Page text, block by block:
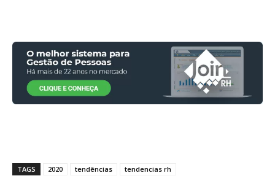
TAGS 2020 tendências tendencias rh